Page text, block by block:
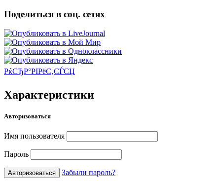
Поделиться в соц. сетях
РќСЂР°РІРёС‚СЃСЏ
Характеристики
Авторизоваться
Имя пользователя
Пароль
Забыли пароль?